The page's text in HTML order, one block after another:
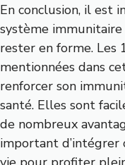
En conclusion, il est
système
rester en forme. Les
mentionnées dans
renforcer son
santé. Elles sont
de nombreux
important d’intégrer